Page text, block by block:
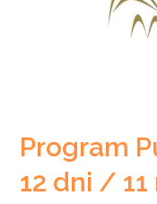
Program
12 dni /